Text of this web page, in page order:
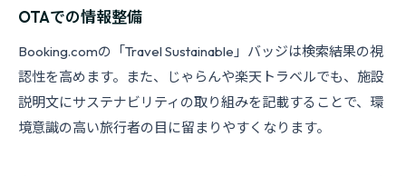
OTAでの情報整備
Booking.comの「Travel Sustainable」バッジは検索結果の視
認性を高めます。また、じゃらんや楽天トラベルでも、施設
説明文にサステナビリティの取り組みを記載することで、環
境意識の高い旅行者の目に留まりやすくなります。